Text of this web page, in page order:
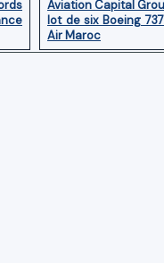
Aviation Capital
lot de six Boeing
Air Maroc